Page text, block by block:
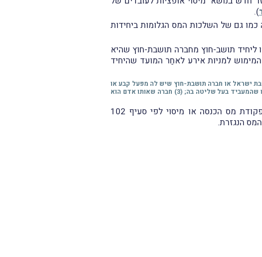
).
סעיפים 3(ט) ו-102 לפקודת מס הכנסה כמו גם של השלכות המס הגלומות ביחידות
ליחיד תושב-חוץ מחברה תושבת-חוץ שהיא
למניות אירע לאחַר המועד שהיחיד
אחד מאלה: (1) מעביד שהוא חברה תושבת ישראל או חברה תושבת-חוץ שיש לה מפעל קבע או
); (2) חברה שהיא בעלת שליטה במעביד או שהמעביד בעל שליטה בה; (3) חברה שאותו אדם הוא
החוזר מפַרט את מסלולי המיסוי שבהם יוכל העובד לבחור (מיסוי לפי סעיף 3(ט) לפקודת מס הכנסה או מיסוי לפי סעיף 102
הנגזרת.